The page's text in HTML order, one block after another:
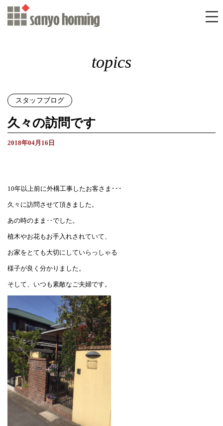
topics
スタッフブログ
久々の訪問です
2018年04月16日
10年以上前に外構工事したお客さま･･･
久々に訪問させて頂きました。
あの時のまま‥でした。
植木やお花もお手入れされていて、
お家をとても大切にしていらっしゃる
様子が良く分かりました。
そして、いつも素敵なご夫婦です。